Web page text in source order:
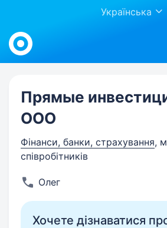
Українська
Work.ua
Прямые
ООО
Фінанси, банки, страхування,
співробітників
Олег
Хочете дізнаватися